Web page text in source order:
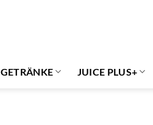
GETRÄNKE JUICE PLUS+